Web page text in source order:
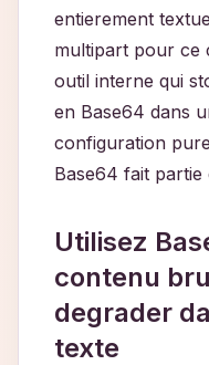
entierement
multipart pour ce
outil interne qui
en Base64 dans
configuration
Base64 fait
Utilisez
contenu
degrader
texte